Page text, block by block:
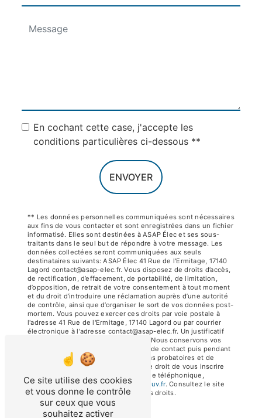
En cochant cette case, j'accepte les
conditions particulières ci-dessous **
ENVOYER
** Les données personnelles communiquées sont nécessaires
aux fins de vous contacter et sont enregistrées dans un fichier
informatisé. Elles sont destinées à ASAP Élec et ses sous-
traitants dans le seul but de répondre à votre message. Les
données collectées seront communiquées aux seuls
destinataires suivants: ASAP Élec 41 Rue de l'Ermitage, 17140
Lagord contact@asap-elec.fr. Vous disposez de droits d’accès,
de rectification, d’effacement, de portabilité, de limitation,
d’opposition, de retrait de votre consentement à tout moment
et du droit d’introduire une réclamation auprès d’une autorité
de contrôle, ainsi que d’organiser le sort de vos données post-
mortem. Vous pouvez exercer ces droits par voie postale à
l'adresse 41 Rue de l'Ermitage, 17140 Lagord ou par courrier
électronique à l'adresse contact@asap-elec.fr. Un justificatif
d'identité pourra vous être demandé. Nous conservons vos
données pendant la période de prise de contact puis pendant
la durée de prescription légale aux fins probatoires et de
gestion des contentieux. Vous avez le droit de vous inscrire
sur la liste d'opposition au démarchage téléphonique,
disponible à cette adresse: Bloctel.gouv.fr. Consultez le site
cnil.fr pour plus d’informations sur vos droits.
Ce site utilise des cookies
et vous donne le contrôle
sur ceux que vous
souhaitez activer